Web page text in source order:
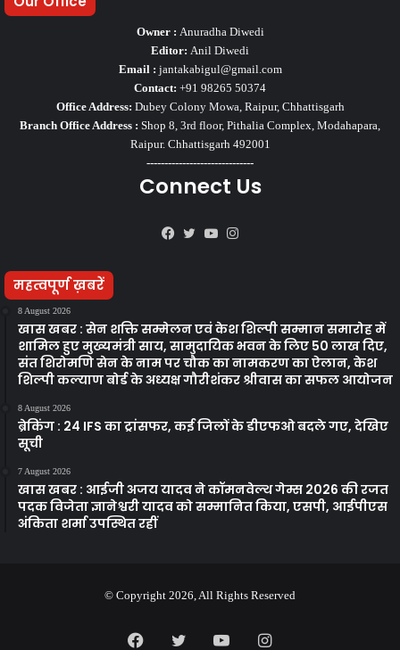
Owner : Anuradha Diwedi
Editor: Anil Diwedi
Email : jantakabigul@gmail.com
Contact: +91 98265 50374
Office Address: Dubey Colony Mowa, Raipur, Chhattisgarh
Branch Office Address : Shop 8, 3rd floor, Pithalia Complex, Modahapara,
Raipur. Chhattisgarh 492001
------------------------------
Connect Us
Facebook
TwitterYouTube
महत्वपूर्ण ख़बरें
8 August 2026
खास खबर : सेन शक्ति सम्मेलन एवं केश शिल्पी सम्मान समारोह में
शामिल हुए मुख्यमंत्री साय, सामुदायिक भवन के लिए 50 लाख दिए,
संत शिरोमणि सेन के नाम पर चौक का नामकरण का ऐलान, केश
शिल्पी कल्याण बोर्ड के अध्यक्ष गौरीशंकर श्रीवास का सफल आयोजन
8 August 2026
ब्रेकिंग : 24 IFS का ट्रांसफर, कई जिलों के डीएफओ बदले गए, देखिए
सूची
7 August 2026
खास खबर : आईजी अजय यादव ने कॉमनवेल्थ गेम्स 2026 की रजत
पदक विजेता ज्ञानेश्वरी यादव को सम्मानित किया, एसपी, आईपीएस
अंकिता शर्मा उपस्थित रहीं
© Copyright 2026, All Rights Reserved
FacebookTwitterYouTubeInstagram